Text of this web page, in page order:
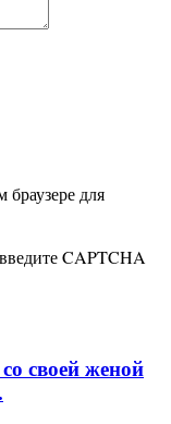
для
CAPTCHA
своей женой